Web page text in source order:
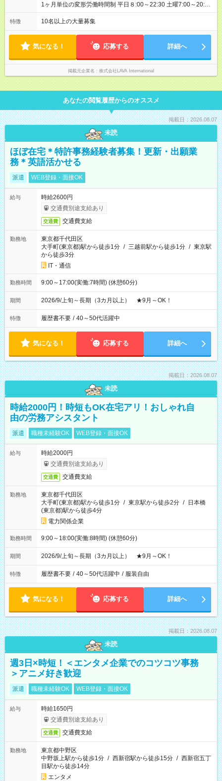
収39万円／賞与、インセン含む） ＼インセンティブ制度あり！
催や、店舗でのお客様満足度アップなど、 あなたの工夫や努力
が評価され、インセンティブとして給与にプラスされます。 ※
ノルマはないので、ご安心ください！ 【試用期間】試用期間あ
り 試用期間の長さ：4ヶ月 ※ 雇用形態と給与に、本採用時と異
なる部分があります。 雇用形態：本採用時と同じです。 給与：
月給 215,000円 ～ 215,000円
1ヶ月単位の変形労働時間制 平日８:00～22:30 土曜7:00～20:30
※シフト制 ※想定労働時間40時間／週 【シフト例】 早番／7:00
～16:00 遅番／13:30～22:30 ※シフトは店舗の人員状況などを
での勤務不可 ※日曜定休（一部店舗除く）
特徴 10名以上の大量募集
気になる！ 応募する 詳細へ
掲載元企業名 株式会社LAVA International
あなたの閲覧履歴からのオススメ
掲載日：2026.08.07
未読
ほぼ在宅＊特許事務経験者募集！更新・出願業
務＊英語活かせる
派遣 WEB登録・面接OK
給与
時給2600円
交通費別途支給あり
交通費 交通費支給
勤務地
東京都千代田区
大手町(東京都)駅から徒歩1分 / 三越前駅から徒歩1分 / 東京駅
から徒歩3分
IT・通信
勤務時間 9:00～17:00(実働:7時間) (休憩60分)
期間 2026/9/上旬～長期（3カ月以上） ★9月～OK！
特徴 履歴書不要 / 40～50代活躍中
気になる！ 応募する 詳細へ
掲載日：2026.08.07
未読
時給2000円！時短もOK在宅アリ！おしゃれ自
由の労務アシスタント
派遣 職種未経験OK WEB登録・面接OK
給与
時給2000円
交通費別途支給あり
交通費 交通費支給
勤務地
東京都千代田区
大手町(東京都)駅から徒歩1分 / 東京駅から徒歩2分 / 日本橋
(東京都)駅から徒歩4分
電力関係企業
勤務時間 9:00～18:00(実働:8時間) (休憩60分)
期間 2026/9/上旬～長期（3カ月以上） ★9月～OK！
特徴 履歴書不要 / 40～50代活躍中 / 服装自由
気になる！ 応募する 詳細へ
掲載日：2026.08.07
未読
週3日×時短！＜エンタメ企業でのコツコツ事務
＞アニメ好き歓迎
派遣 職種未経験OK WEB登録・面接OK
給与
時給1650円
交通費別途支給あり
交通費 交通費支給
勤務地
東京都中野区
中野坂上駅から徒歩1分 / 西新宿駅から徒歩15分 / 西新宿五丁
目駅から徒歩14分
エンタメ